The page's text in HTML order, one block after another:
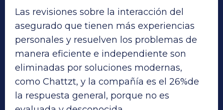
Las revisiones sobre la interacción del
asegurado que tienen más experiencias
personales y resuelven los problemas de
manera eficiente e independiente son
eliminadas por soluciones modernas,
como Chattzt, y la compañía es el 26%de
la respuesta general, porque no es